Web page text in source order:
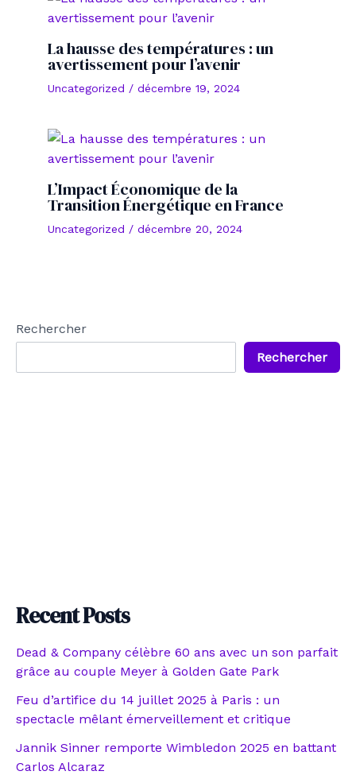
La hausse des températures : un
avertissement pour l’avenir
Uncategorized / décembre 19, 2024
L’Impact Économique de la
Transition Énergétique en France
Uncategorized / décembre 20, 2024
Rechercher
Rechercher
Recent Posts
Dead & Company célèbre 60 ans avec un son parfait
grâce au couple Meyer à Golden Gate Park
Feu d’artifice du 14 juillet 2025 à Paris : un
spectacle mêlant émerveillement et critique
Jannik Sinner remporte Wimbledon 2025 en battant
Carlos Alcaraz